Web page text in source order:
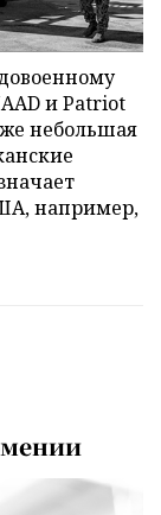
и Patriot
небольшая
например,